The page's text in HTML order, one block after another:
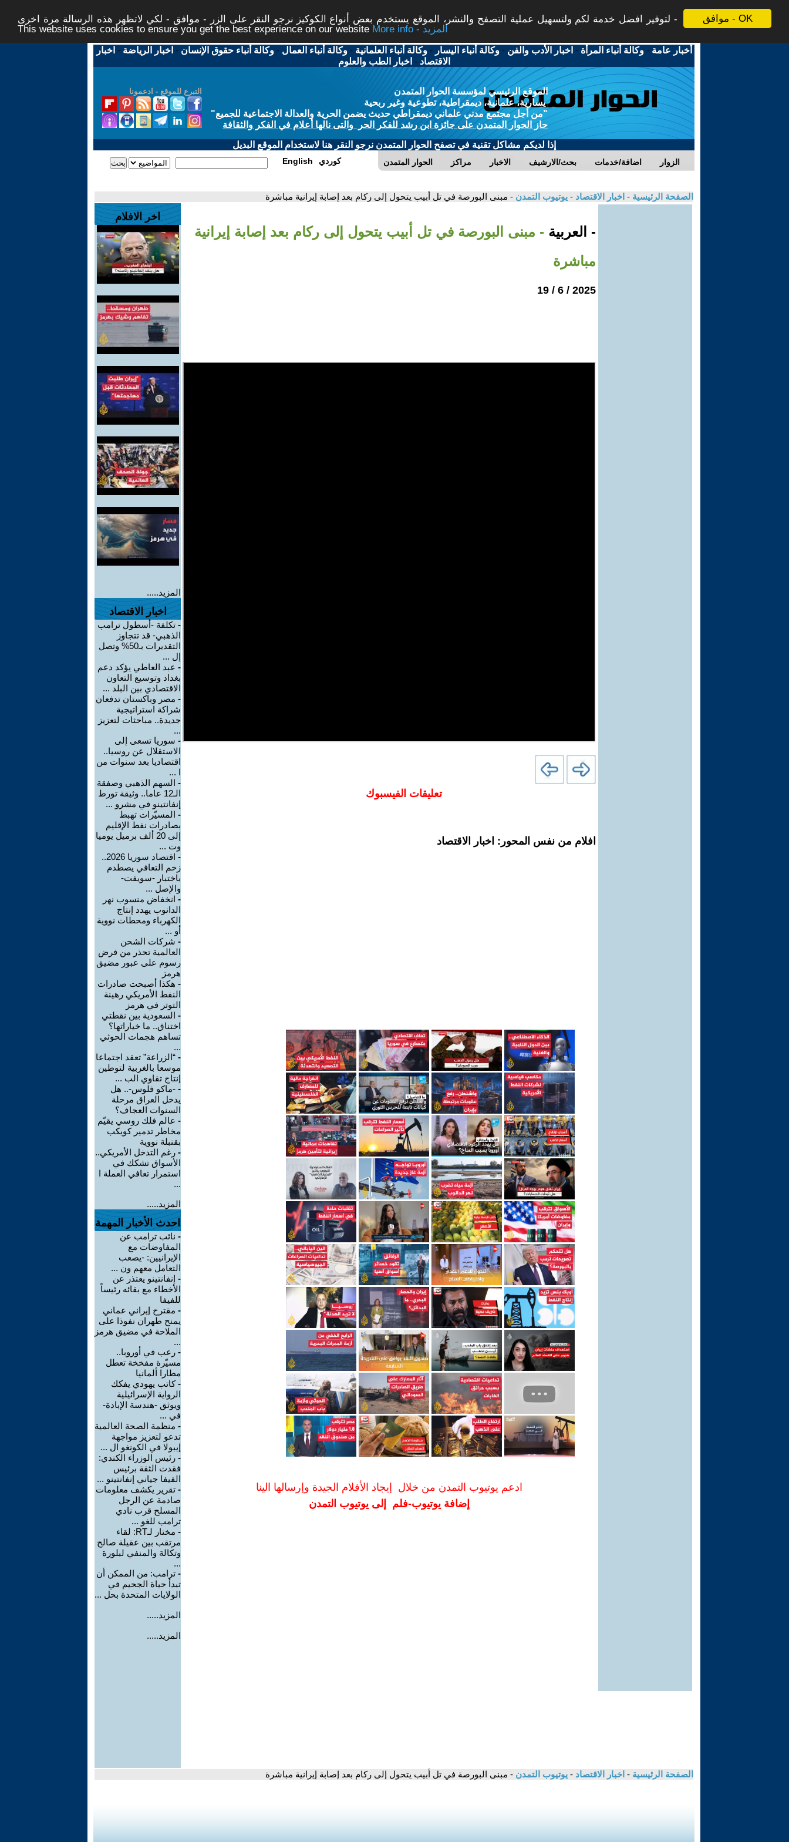
موافق - OK
لتوفير افضل خدمة لكم ولتسهيل عملية التصفح والنشر، الموقع يستخدم بعض أنواع الكوكيز نرجو النقر على الزر - موافق - لكي لاتظهر هذه الرسالة مرة اخرى -
This website uses cookies to ensure you get the best experience on our website
More info - المزيد
أخبار عامة -وكالة أنباء المرأة - اخبار الأدب والفن -وكالة أنباء اليسار -وكالة أنباء العلمانية -وكالة أنباء العمال -وكالة أنباء حقوق الإنسان - اخبار الرياضة - اخبار
الاقتصاد - اخبار الطب والعلوم
التبرع للموقع - ادعمونا
الموقع الرئيسي لمؤسسة الحوار المتمدن
يسارية، علمانية، ديمقراطية، تطوعية وغير ربحية
"من أجل مجتمع مدني علماني ديمقراطي حديث يضمن الحرية والعدالة الاجتماعية للجميع"
حاز الحوار المتمدن على جائزة ابن رشد للفكر الحر والتى نالها أعلام في الفكر والثقافة
إذا لديكم مشاكل تقنية في تصفح الحوار المتمدن نرجو النقر هنا لاستخدام الموقع البديل
الحوار المتمدن مراكز الاخبار بحث/الارشيف اضافة/خدمات الزوار English كوردي
الصفحة الرئيسية - اخبار الاقتصاد - يوتيوب التمدن - مبنى البورصة في تل أبيب يتحول إلى ركام بعد إصابة إيرانية مباشرة
- العربية - مبنى البورصة في تل أبيب يتحول إلى ركام بعد إصابة إيرانية
مباشرة
2025 / 6 / 19
تعليقات الفيسبوك
افلام من نفس المحور: اخبار الاقتصاد
ادعم يوتيوب التمدن من خلال إيجاد الأفلام الجيدة وإرسالها الينا
إضافة يوتيوب-فلم إلى يوتيوب التمدن
اخر الافلام
المزيد.....
اخبار الاقتصاد
- تكلفة -أسطول ترامب
الذهبي- قد تتجاوز
التقديرات بـ50% وتصل
إل ...
- عبد العاطي يؤكد دعم
بغداد وتوسيع التعاون
الاقتصادي بين البلد ...
- مصر وباكستان تدفعان
شراكة استراتيجية
جديدة.. مباحثات لتعزيز
...
- سوريا تسعى إلى
الاستقلال عن روسيا..
اقتصاديا بعد سنوات من
ا ...
- السهم الذهبي وصفقة
الـ12 عاما.. وثيقة تورط
إنفانتينو في مشرو ...
- المسيّرات تهبط
بصادرات نفط الإقليم
إلى 20 ألف برميل يوميا
وت ...
-
اقتصاد سوريا 2026..
زخم التعافي يصطدم
باختبار -سويفت-
والإصل ...
- انخفاض منسوب نهر
الدانوب يهدد إنتاج
الكهرباء ومحطات نووية
أو ...
- شركات الشحن
العالمية تحذر من فرض
رسوم على عبور مضيق
هرمز
- هكذا أصبحت صادرات
النفط الأمريكي رهينة
التوتر في هرمز
- السعودية بين نقطتي
اختناق.. ما خياراتها؟
تساهم هجمات الحوثي
...
- “الزراعة” تعقد اجتماعا
موسعا بالغربية لتوطين
إنتاج تقاوي الب ...
- -ماكو فلوس-.. هل
يدخل العراق مرحلة
السنوات العجاف؟
- عالم فلك روسي يقيّم
مخاطر تدمير كويكب
بقنبلة نووية
- رغم التدخل الأمريكي..
الأسواق تشكك في
استمرار تعافي العملة ا
...
المزيد.....
احدث الأخبار المهمة
- نائب ترامب عن
المفاوضات مع
الإيرانيين: -يصعب
التعامل معهم ون ...
- إنفانتينو يعتذر عن
الأخطاء مع بقائه رئيساً
للفيفا
- مقترح إيراني عماني
يمنح طهران نفوذا على
الملاحة في مضيق هرمز
...
- رعب في أوروبا..
مسيّرة مفخخة تعطل
مطارا ألمانيا
-كاتب يهودي يفكك
الرواية الإسرائيلية
ويوثق -هندسة الإبادة-
في ...
- منظمة الصحة العالمية
تدعو لتعزيز مواجهة
إيبولا في الكونغو ال ...
- رئيس الوزراء الكندي:
فقدت الثقة برئيس
الفيفا جياني إنفانتينو ...
- تقرير يكشف معلومات
صادمة عن الرجل
المسلح قرب نادي
ترامب للغو ...
-
مختار لـRT: لقاء
مرتقب بين عقيلة صالح
وتكالة والمنفي لبلورة
...
- ترامب: من الممكن أن
تبدأ حياة الجحيم في
الولايات المتحدة بحل ...
المزيد.....
المزيد.....
الصفحة الرئيسية - اخبار الاقتصاد - يوتيوب التمدن - مبنى البورصة في تل أبيب يتحول إلى ركام بعد إصابة إيرانية مباشرة